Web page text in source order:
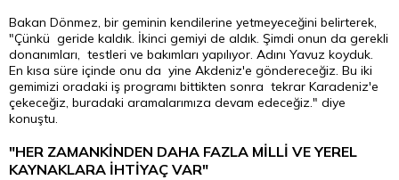
Bakan Dönmez, bir geminin kendilerine yetmeyeceğini belirterek,
"Çünkü geride kaldık. İkinci gemiyi de aldık. Şimdi onun da gerekli
donanımları, testleri ve bakımları yapılıyor. Adını Yavuz koyduk.
En kısa süre içinde onu da yine Akdeniz'e göndereceğiz. Bu iki
gemimizi oradaki iş programı bittikten sonra tekrar Karadeniz'e
çekeceğiz, buradaki aramalarımıza devam edeceğiz." diye
konuştu.
"HER ZAMANKİNDEN DAHA FAZLA MİLLİ VE YEREL
KAYNAKLARA İHTİYAÇ VAR"